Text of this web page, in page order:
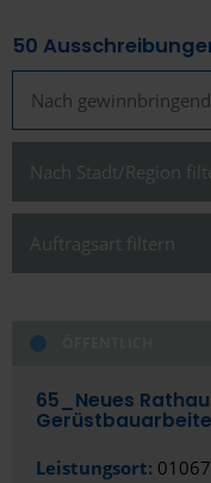
50
Nach Stadt/Region
Alles anzeigen
Stadt
Auftragsart filtern
Alles anzeigen
Öffentlich
65_Neues
Leistungsort: